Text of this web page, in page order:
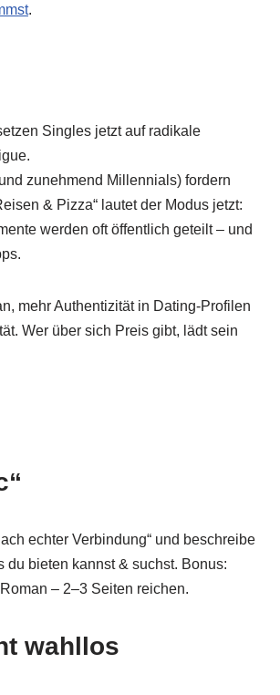
.
Singles jetzt auf radikale
zunehmend Millennials) fordern
& Pizza“ lautet der Modus jetzt:
werden oft öffentlich geteilt – und
mehr Authentizität in Dating-Profilen
Wer über sich Preis gibt, lädt sein
echter Verbindung“ und beschreibe
bieten kannst & suchst. Bonus:
– 2–3 Seiten reichen.
wahllos